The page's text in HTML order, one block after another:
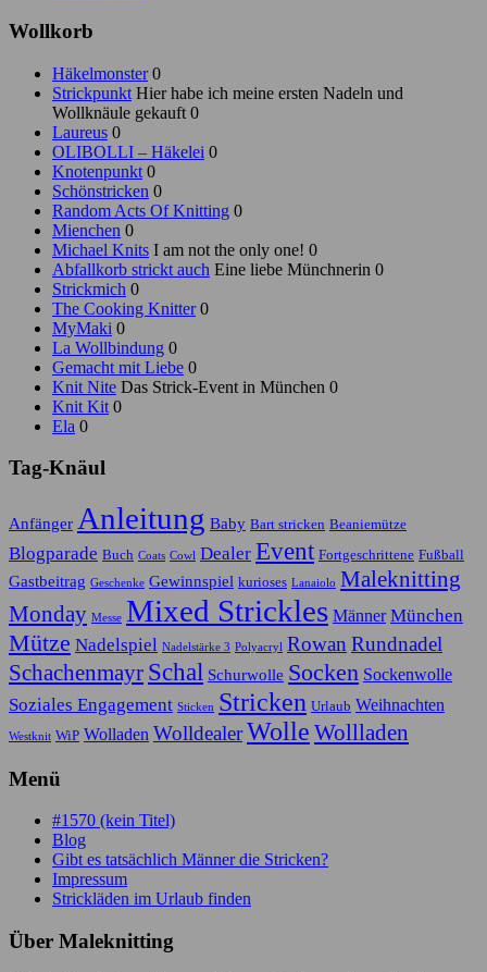
Wollkorb
Häkelmonster0
Strickpunkt Hier habe ich meine ersten Nadeln und
Wollknäule gekauft 0
Laureus 0
OLIBOLLI – Häkelei 0
Knotenpunkt 0
Schönstricken 0
Random Acts Of Knitting 0
Mienchen 0
Michael Knits I am not the only one! 0
Abfallkorb strickt auch Eine liebe Münchnerin 0
Strickmich 0
The Cooking Knitter0
MyMaki 0
La Wollbindung 0
Gemacht mit Liebe 0
Knit Nite Das Strick-Event in München 0
Knit Kit 0
Ela 0
Tag-Knäul
Anfänger Anleitung Baby Bart stricken Beaniemütze
Blogparade Buch Coats Cowl Dealer Event Fortgeschrittene Fußball
Gastbeitrag Geschenke Gewinnspiel kurioses Lanaiolo Maleknitting
Monday Messe Mixed Strickles Männer München
Mütze Nadelspiel Nadelstärke 3 Polyacryl Rowan Rundnadel
Schachenmayr Schal Schurwolle Socken Sockenwolle
Soziales Engagement Sticken Stricken Urlaub Weihnachten
Westknit WiP Wolladen WolldealerWolle Wollladen
Menü
#1570 (kein Titel)
Blog
Gibt es tatsächlich Männer die Stricken?
Impressum
Strickläden im Urlaub finden
Über Maleknitting